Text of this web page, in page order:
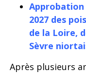
Approbation
2027 des
de la Loire,
Sèvre
Après plusieurs